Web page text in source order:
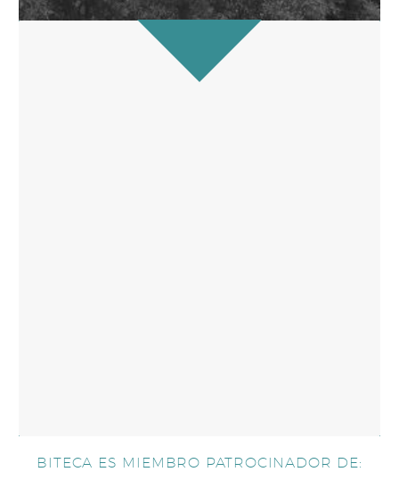
new ideas that arise from the
implementation and the necessities of
our users.
BITECA ES MIEMBRO PATROCINADOR DE: